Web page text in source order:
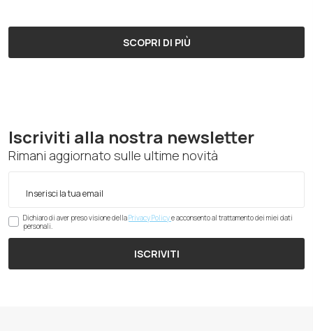
SCOPRI DI PIÙ
Iscriviti alla nostra newsletter
Rimani aggiornato sulle ultime novità
Dichiaro di aver preso visione dellaPrivacy Policye acconsento al trattamento dei miei dati
personali.
ISCRIVITI